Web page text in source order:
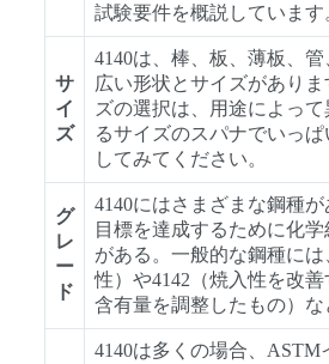
試験要件を概説しています
サ
イ
ズ
4140は、棒、板、薄板、
広い形状とサイズがあり
ズの選択は、用途によっ
るサイズのスパナでいっ
してみてください。
グ
レ
ー
ド
4140にはさまざまな鋼種
目標を達成するために化
がある。一般的な鋼種には
性）や4142（焼入性を改
含有量を調整したもの）な
4140は多くの場合、ASTM